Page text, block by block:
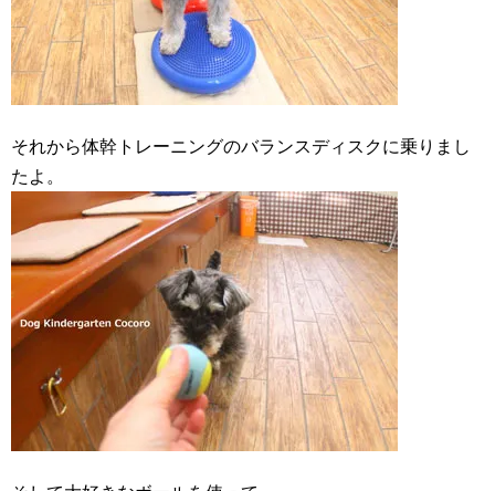
それから体幹トレーニングのバランスディスクに乗りまし
たよ。